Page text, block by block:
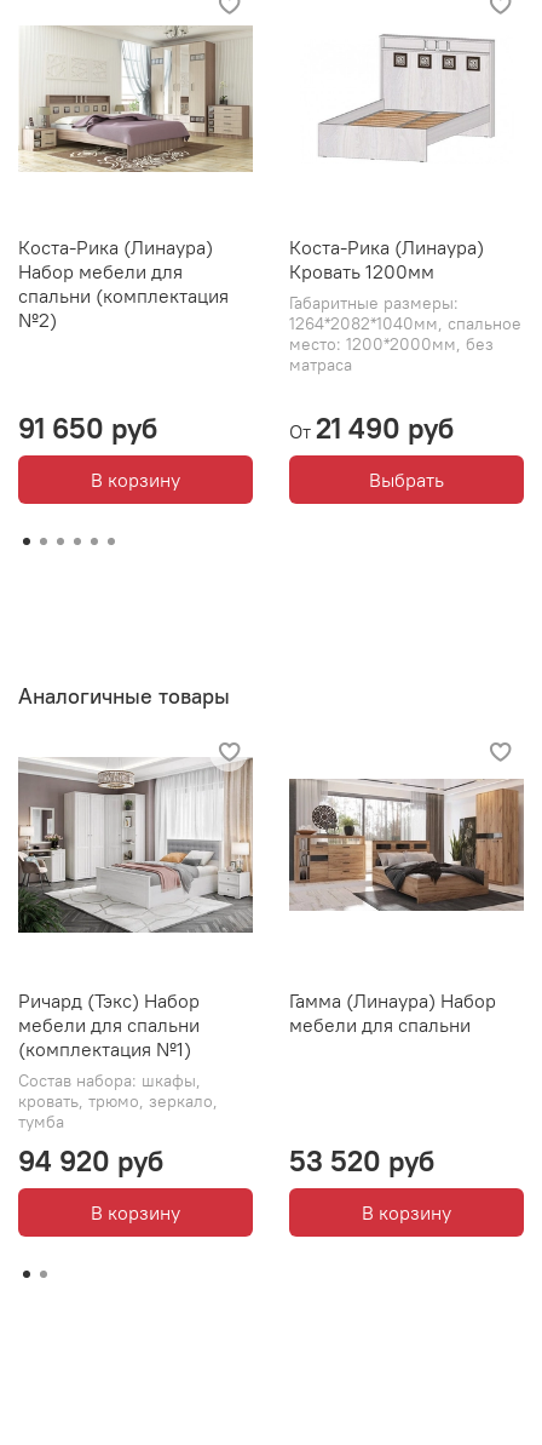
Коста-Рика (Линаура)
Набор мебели для
спальни (комплектация
№2)
91 650 руб
В корзину
Коста-Рика (Линаура)
Кровать 1200мм
Габаритные размеры:
1264*2082*1040мм, спальное
место: 1200*2000мм, без
матраса
От 21 490 руб
Выбрать
Аналогичные товары
Ричард (Тэкс) Набор
мебели для спальни
(комплектация №1)
Состав набора: шкафы,
кровать, трюмо, зеркало,
тумба
94 920 руб
В корзину
Гамма (Линаура) Набор
мебели для спальни
53 520 руб
В корзину